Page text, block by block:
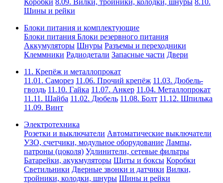
Коробки 8.09. Вилки, тройники, колодки, шнуры 8.10.
Шины и рейки
Блоки питания и комплектующие
Блоки питания Блоки резервного питания
Аккумуляторы Шнуры Разъемы и переходники
Клеммники Радиодетали Запасные части Двери
11. Крепёж и металлопрокат
11.01. Саморез 11.06. Прочий крепёж 11.03. Дюбель-
гвоздь 11.10. Гайка 11.07. Анкер 11.04. Металлопрокат
11.11. Шайба 11.02. Дюбель 11.08. Болт 11.12. Шпилька
11.09. Винт
Электротехника
Розетки и выключатели Автоматические выключатели
УЗО, счетчики, модульное оборудование Лампы,
патроны (цоколя) Удлинители, сетевые фильтры
Батарейки, акукмуляторы Щиты и боксы Коробки
Светильники Дверные звонки и датчики Вилки,
тройники, колодки, шнуры Шины и рейки